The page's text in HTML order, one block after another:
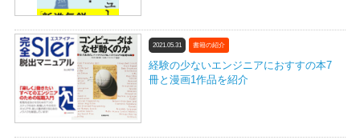
2021.05.31 書籍の紹介
経験の少ないエンジニアにおすすの本7
冊と漫画1作品を紹介